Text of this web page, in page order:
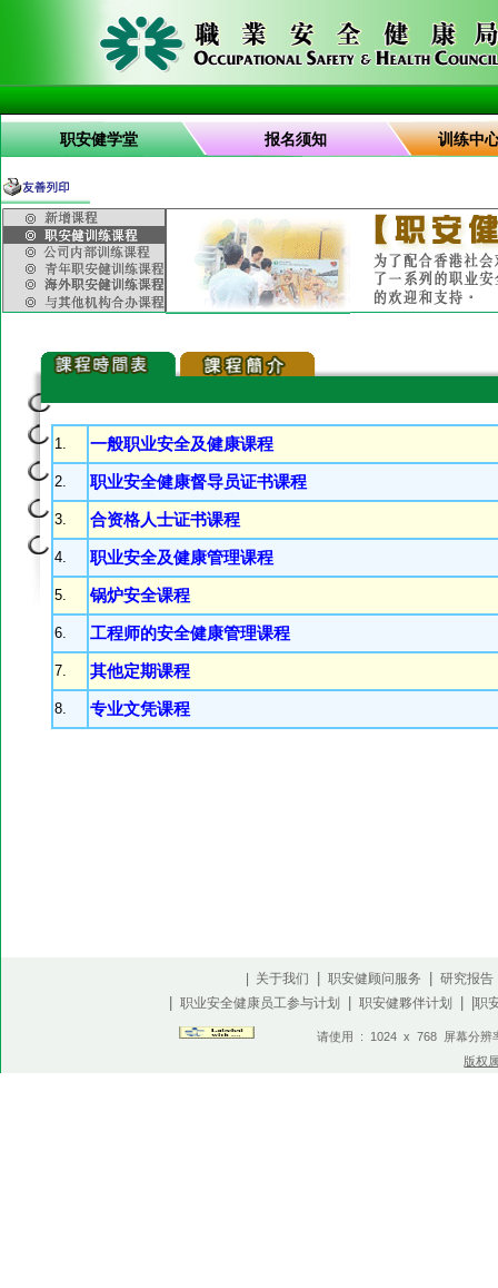
职安健学堂 报名须知 训练中
1. 一般职业安全及健康课程
2. 职业安全健康督导员证书课程
3. 合资格人士证书课程
4. 职业安全及健康管理课程
5. 锅炉安全课程
6. 工程师的安全健康管理课程
7. 其他定期课程
8. 专业文凭课程
| 关于我们 职安健顾问服务 研究报告
职业安全健康员工参与计划 职安健夥伴计划 职
请使用 : 1024 x 768 屏幕分辨
版权